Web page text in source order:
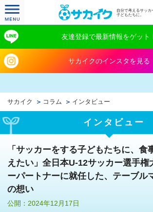
自分で考えるサッカ
子どもたちに。
友達登録で最新情報をゲット
サカイクのインスタを見る
サカイク コラム インタビュー
インタビュー
「サッカーをする子どもたちに、食
えたい」全日本U-12サッカー選手権
ーパートナーに就任した、テーブル
の想い
公開：2024年12月17日